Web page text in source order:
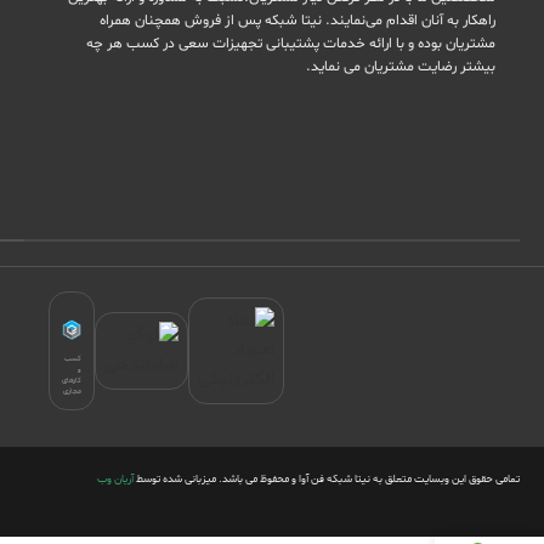
راهکار به آنان اقدام می‌نمایند. نیتا شبکه پس از فروش همچنان همراه
مشتریان بوده و با ارائه خدمات پشتیبانی تجهیزات سعی در کسب هر چه
بیشتر رضایت مشتریان می نماید.
کسب
و
کارهای
مجازی
تمامی حقوق این وبسایت متعلق به نیتا شبکه فن آوا و محفوظ می باشد. میزبانی شده توسطآریان وب